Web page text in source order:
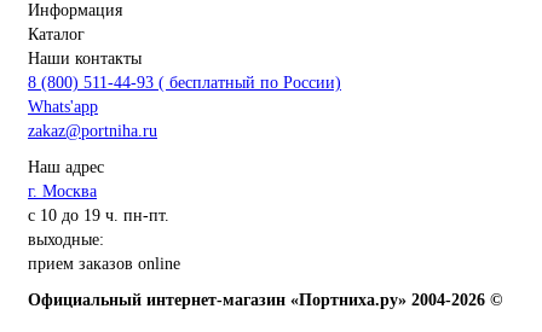
Информация
Каталог
Наши контакты
8 (800) 511-44-93 ( бесплатный по России)
Whats'app
zakaz@portniha.ru
Наш адрес
г. Москва
с 10 до 19 ч. пн-пт.
выходные:
прием заказов online
Официальный интернет-магазин «Портниха.ру» 2004-2026 ©